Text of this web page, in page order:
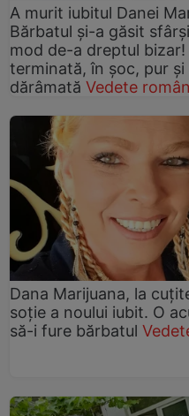
A murit iubitul Danei
Bărbatul şi-a găsit
mod de-a dreptul bizar!
terminată, în şoc, pur şi
dărâmată Vedete
Dana Marijuana, la
soție a noului iubit. O
să-i fure bărbatul